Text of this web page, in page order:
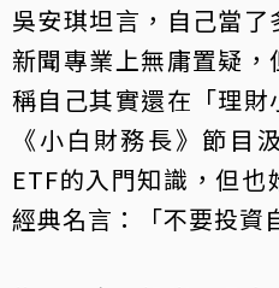
吳安琪坦言，自己當
新聞專業上無庸置疑
稱自己其實還在「理
《小白財務長》節目
ETF的入門知識，但
經典名言：「不要投資